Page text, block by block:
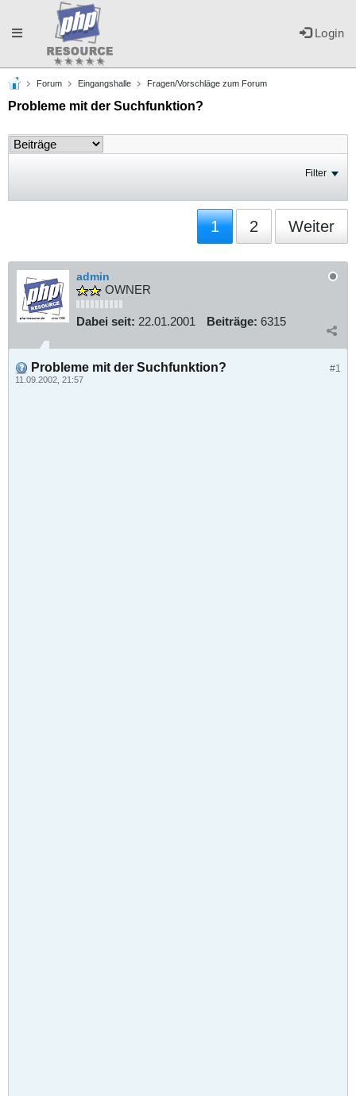
Login
Toggle
navigation
Forum Eingangshalle Fragen/Vorschläge zum Forum
Probleme mit der Suchfunktion?
Filter
1 2 Weiter
admin
OWNER
Dabei seit: 22.01.2001 Beiträge: 6315
#1
Probleme mit der Suchfunktion?
11.09.2002, 21:57